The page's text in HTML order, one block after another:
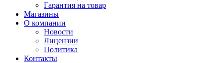
Гарантия на товар
Магазины
О компании
Новости
Лицензии
Политика
Контакты